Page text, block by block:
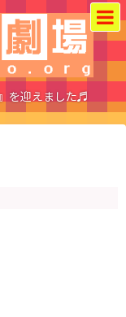
を迎えました♬